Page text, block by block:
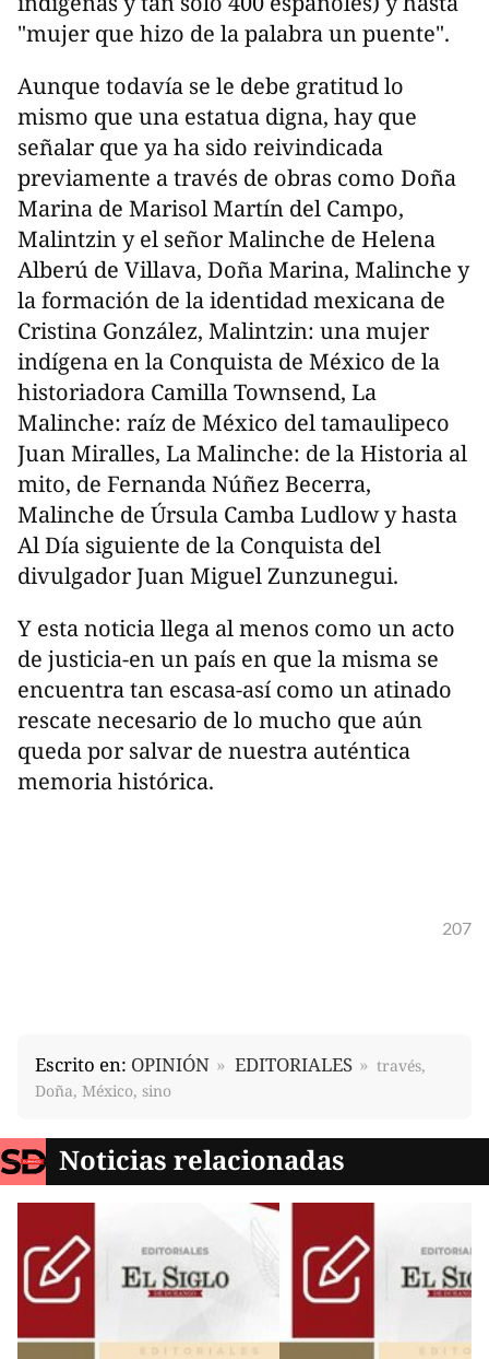
"mujer que hizo de la palabra un puente".
Aunque todavía se le debe gratitud lo
mismo que una estatua digna, hay que
señalar que ya ha sido reivindicada
previamente a través de obras como Doña
Marina de Marisol Martín del Campo,
Malintzin y el señor Malinche de Helena
Alberú de Villava, Doña Marina, Malinche y
la formación de la identidad mexicana de
Cristina González, Malintzin: una mujer
indígena en la Conquista de México de la
historiadora Camilla Townsend, La
Malinche: raíz de México del tamaulipeco
Juan Miralles, La Malinche: de la Historia al
mito, de Fernanda Núñez Becerra,
Malinche de Úrsula Camba Ludlow y hasta
Al Día siguiente de la Conquista del
divulgador Juan Miguel Zunzunegui.
Y esta noticia llega al menos como un acto
de justicia-en un país en que la misma se
encuentra tan escasa-así como un atinado
rescate necesario de lo mucho que aún
queda por salvar de nuestra auténtica
memoria histórica.
207
Escrito en: OPINIÓN EDITORIALES
través,
Doña, México, sino
Noticias relacionadas